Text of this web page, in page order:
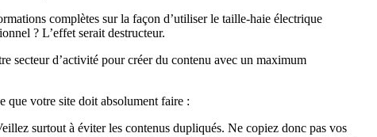
complètes sur la façon d’utiliser le taille-haie électrique
? L’effet serait destructeur.
secteur d’activité pour créer du contenu avec un maximum
que votre site doit absolument faire :
surtout à éviter les contenus dupliqués. Ne copiez donc pas vos